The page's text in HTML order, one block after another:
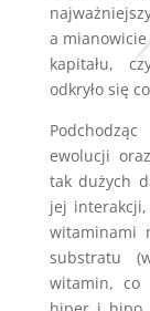
a
kapitału,
odkryło się
ewolucji
tak dużych
jej
witaminami
substratu
witamin, co